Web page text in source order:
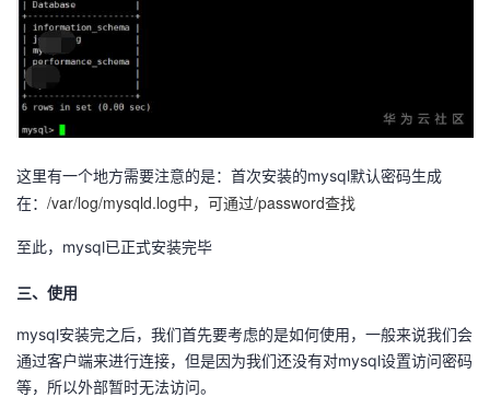
这里有一个地方需要注意的是：首次安装的mysql默认密码生成
在： /var/log/mysqld.log中，可通过/password查找
至此，mysql已正式安装完毕
三、使用
mysql安装完之后，我们首先要考虑的是如何使用，一般来说我们会
通过客户端来进行连接，但是因为我们还没有对mysql设置访问密码
等，所以外部暂时无法访问。